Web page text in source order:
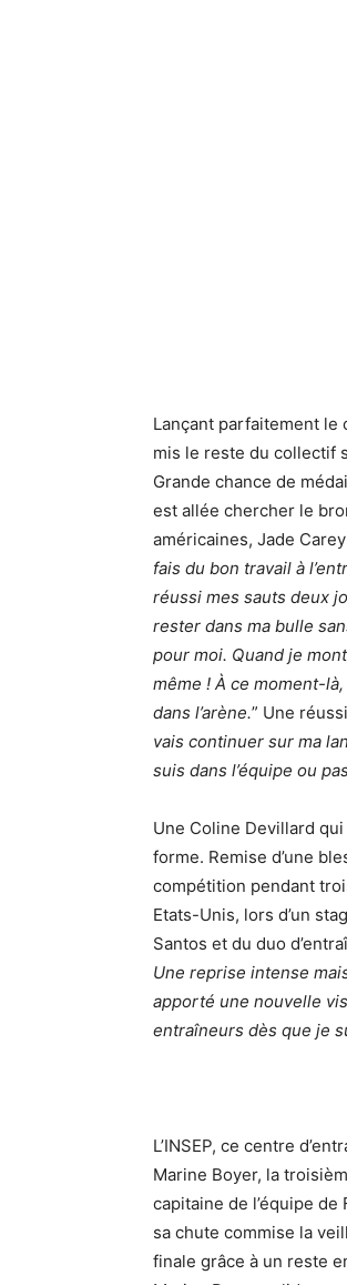
Lançant parfaitement le
mis le reste du collectif
Grande chance de
est allée chercher le
américaines, Jade
fais du bon travail à
réussi mes sauts deux
rester dans ma bulle
pour moi. Quand je
même ! À ce moment-là,
dans l’arène.” Une
vais continuer sur ma
suis dans l’équipe ou pas
Une Coline Devillard
forme. Remise d’une
compétition pendant
Etats-Unis, lors d’un
Santos et du duo
Une reprise intense
apporté une nouvelle
entraîneurs dès que je
L’INSEP, ce centre
Marine Boyer, la
capitaine de l’équipe
sa chute commise la
finale grâce à un reste